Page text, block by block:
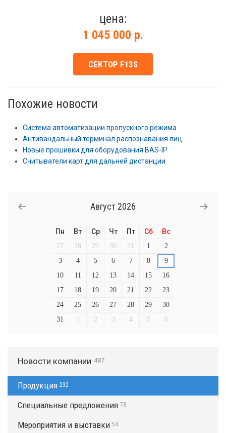
цена:
1 045 000 р.
СЕКТОР F13S
Похожие новости
Система автоматизации пропускного режима
Антивандальный терминал распознавания лиц
Новые прошивки для оборудования BAS-IP
Считыватели карт для дальней дистанции
Август 2026
Пн Вт Ср Чт Пт Сб Вс
27 28 29 30 31 1
2
3
4 5 6 7 8
9
10
11 12 13 14 15
16
17
18 19 20 21 22
23
24
25 26 27 28 29
30
31
1 2 3 4 5 6
Новости компании 487
Продукция 232
Специальные предложения 78
Мероприятия и выставки 54